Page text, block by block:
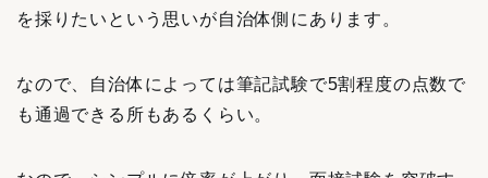
を採りたいという思いが自治体側にあります。
なので、自治体によっては筆記試験で5割程度の点数で
も通過できる所もあるくらい。